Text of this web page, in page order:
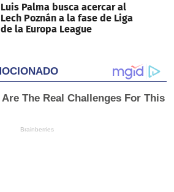
Luis Palma busca acercar al
Lech Poznán a la fase de Liga
de la Europa League